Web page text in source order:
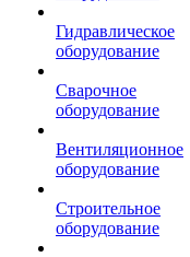
Гидравлическое
оборудование
Сварочное
оборудование
Вентиляционное
оборудование
Строительное
оборудование